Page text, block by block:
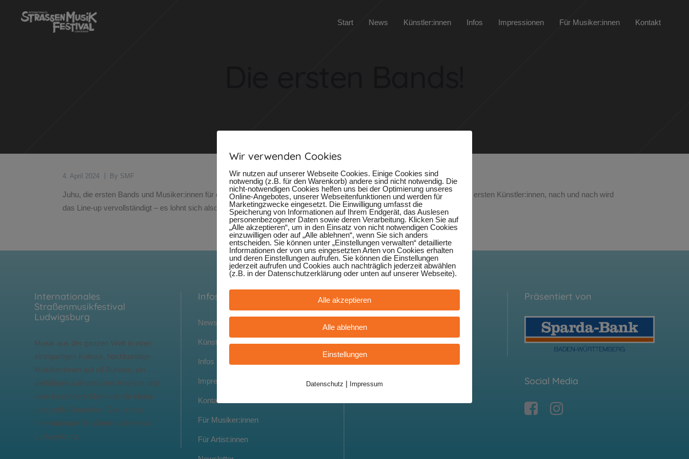
Start News Künstler:innen Infos Impressionen Für Musiker:innen Kontakt
4. April 2024 By SMF
Juhu, die ersten Bands und Musiker:innen für das Internationale Straßenmusikfestival 2024 stehen fest!Hierfindet man die ersten Künstler:innen, nach und nach wird
das Line-up vervollständigt – es lohnt sich also, immer mal wieder vorbeizuschauen!
Internationales
Straßenmusikfestival
Ludwigsburg
Musik aus der ganzen Welt in einer
einzigartigen Kulisse, hochkarätige
Musiker:innen auf elf Bühnen, ein
vielfältiges kulinarisches Angebot und
viele besondere Momente für kleine
und große Besucher: Das ist das
Internationale Straßenmusikfestival
Ludwigsburg.
Infos
News
Künstler:innen
Infos
Impressionen
Kontakt
Für Musiker:innen
Für Artist:innen
Rechtliches
Datenschutzerklärung
Präsentiert von
Social Media
Wir verwenden Cookies
Wir nutzen auf unserer Webseite Cookies. Einige Cookies sind
notwendig (z.B. für den Warenkorb) andere sind nicht notwendig. Die
nicht-notwendigen Cookies helfen uns bei der Optimierung unseres
Online-Angebotes, unserer Webseitenfunktionen und werden für
Marketingzwecke eingesetzt. Die Einwilligung umfasst die
Speicherung von Informationen auf Ihrem Endgerät, das Auslesen
personenbezogener Daten sowie deren Verarbeitung. Klicken Sie auf
„Alle akzeptieren“, um in den Einsatz von nicht notwendigen Cookies
einzuwilligen oder auf „Alle ablehnen“, wenn Sie sich anders
entscheiden. Sie können unter „Einstellungen verwalten“ detaillierte
Informationen der von uns eingesetzten Arten von Cookies erhalten
und deren Einstellungen aufrufen. Sie können die Einstellungen
jederzeit aufrufen und Cookies auch nachträglich jederzeit abwählen
(z.B. in der Datenschutzerklärung oder unten auf unserer Webseite).
Alle akzeptieren
Alle ablehnen
Einstellungen
Datenschutz | Impressum